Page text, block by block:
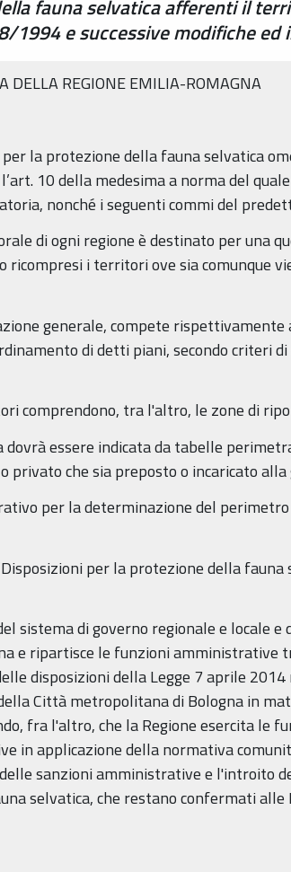
fauna selvatica afferenti il
1994 e successive modifiche ed
DELLA REGIONE EMILIA-ROMAGNA
la protezione della fauna selvatica
10 della medesima a norma del
nonché i seguenti commi del
di ogni regione è destinato per una
ricompresi i territori ove sia comunque
generale, compete
di detti piani, secondo criteri
comprendono, tra l'altro, le zone di
essere indicata da tabelle
privato che sia preposto o incaricato
per la determinazione del
per la protezione della
sistema di governo regionale e locale
e ripartisce le funzioni
disposizioni della Legge 7 aprile
Città metropolitana di Bologna in
fra l'altro, che la Regione esercita le
in applicazione della normativa
sanzioni amministrative e l'introito
selvatica, che restano confermati